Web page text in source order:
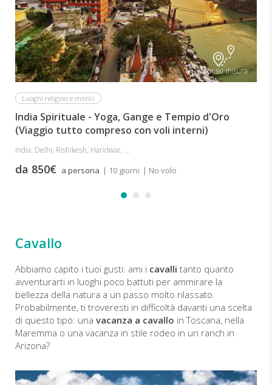
Tour su misura
Luoghi religiosi e mistici
India Spirituale - Yoga, Gange e Tempio d'Oro
(Viaggio tutto compreso con voli interni)
India: Delhi, Rishikesh, Haridwar, ...
da 850€ a persona | 10 giorni | No volo
Cavallo
Abbiamo capito i tuoi gusti: ami i cavalli tanto quanto
avventurarti in luoghi poco battuti per ammirare la
bellezza della natura a un passo molto rilassato.
Probabilmente, ti troveresti in difficoltà davanti una scelta
di questo tipo: una vacanza a cavallo in Toscana, nella
Maremma o una vacanza in stile rodeo in un ranch in
Arizona?